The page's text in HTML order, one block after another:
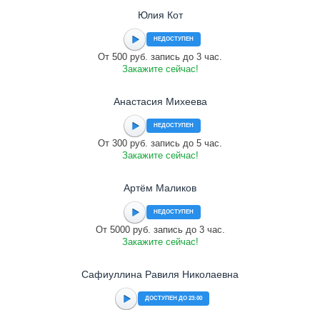
Юлия Кот
НЕДОСТУПЕН
От 500 руб. запись до 3 час.
Закажите сейчас!
Анастасия Михеева
НЕДОСТУПЕН
От 300 руб. запись до 5 час.
Закажите сейчас!
Артём Маликов
НЕДОСТУПЕН
От 5000 руб. запись до 3 час.
Закажите сейчас!
Сафиуллина Равиля Николаевна
ДОСТУПЕН ДО 23:00